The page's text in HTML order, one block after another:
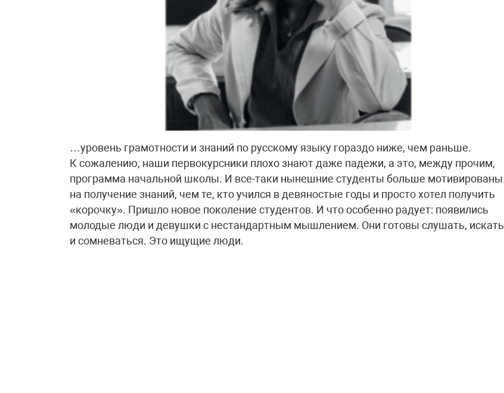
…уровень грамотности и знаний по русскому языку гораздо ниже, чем раньше.
К сожалению, наши первокурсники плохо знают даже падежи, а это, между прочим,
программа начальной школы. И все-таки нынешние студенты больше мотивированы
на получение знаний, чем те, кто учился в девяностые годы и просто хотел получить
«корочку». Пришло новое поколение студентов. И что особенно радует: появились
молодые люди и девушки с нестандартным мышлением. Они готовы слушать, искать
и сомневаться. Это ищущие люди.